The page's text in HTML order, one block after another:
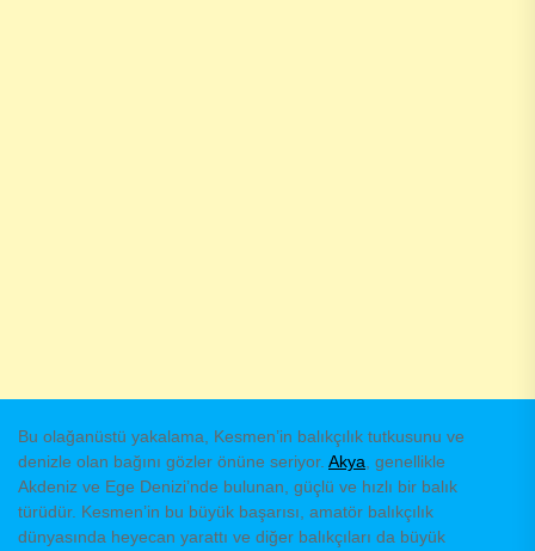
Bu olağanüstü yakalama, Kesmen’in balıkçılık tutkusunu ve
denizle olan bağını gözler önüne seriyor. Akya , genellikle
Akdeniz ve Ege Denizi’nde bulunan, güçlü ve hızlı bir balık
türüdür. Kesmen’in bu büyük başarısı, amatör balıkçılık
dünyasında heyecan yarattı ve diğer balıkçıları da büyük